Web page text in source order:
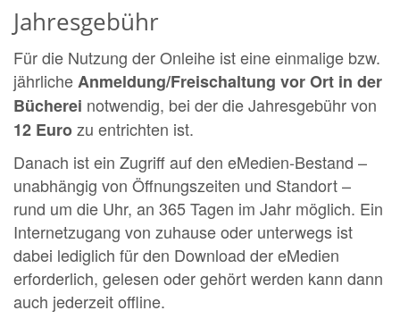
Jahresgebühr
Für die Nutzung der Onleihe ist eine einmalige bzw.
jährlicheAnmeldung/Freischaltung vor Ort in der
Bücherei notwendig, bei der die Jahresgebühr von
12 Eurozu entrichten ist.
Danach ist ein Zugriff auf den eMedien-Bestand –
unabhängig von Öffnungszeiten und Standort –
rund um die Uhr, an 365 Tagen im Jahr möglich. Ein
Internetzugang von zuhause oder unterwegs ist
dabei lediglich für den Download der eMedien
erforderlich, gelesen oder gehört werden kann dann
auch jederzeit offline.